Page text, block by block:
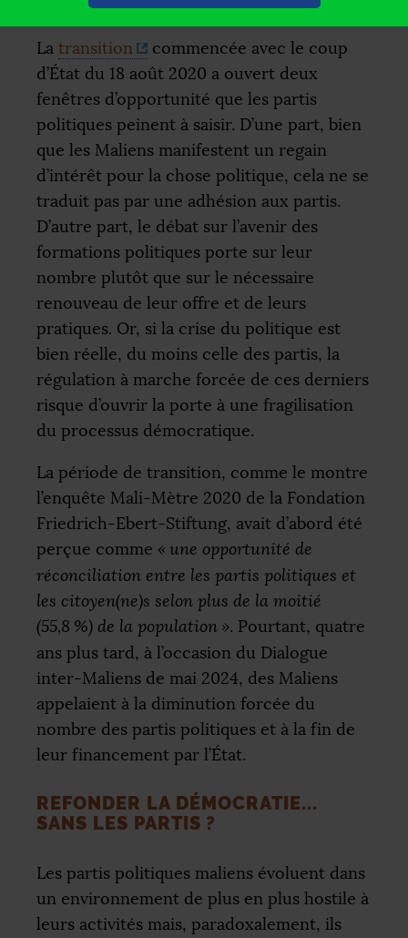
appareils
.
La transition
commencée avec le coup
d’État du 18 août 2020 a ouvert deux
fenêtres d’opportunité que les partis
politiques peinent à saisir. D’une part, bien
que les Maliens manifestent un regain
d’intérêt pour la chose politique, cela ne se
traduit pas par une adhésion aux partis.
D’autre part, le débat sur l’avenir des
formations politiques porte sur leur
nombre plutôt que sur le nécessaire
renouveau de leur offre et de leurs
pratiques. Or, si la crise du politique est
bien réelle, du moins celle des partis, la
régulation à marche forcée de ces derniers
risque d’ouvrir la porte à une fragilisation
du processus démocratique.
La période de transition, comme le montre
l’enquête Mali-Mètre 2020 de la Fondation
Friedrich-Ebert-Stiftung, avait d’abord été
perçue comme « une opportunité de
réconciliation entre les partis politiques et
les citoyen(ne)s selon plus de la moitié
(55,8 %) de la population ». Pourtant, quatre
ans plus tard, à l’occasion du Dialogue
inter-Maliens de mai 2024, des Maliens
appelaient à la diminution forcée du
nombre des partis politiques et à la fin de
leur financement par l’État.
REFONDER LA DÉMOCRATIE...
SANS LES PARTIS ?
Les partis politiques maliens évoluent dans
un environnement de plus en plus hostile à
leurs activités mais, paradoxalement, ils